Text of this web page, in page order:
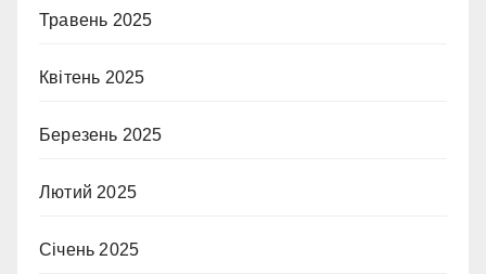
Травень 2025
Квітень 2025
Березень 2025
Лютий 2025
Січень 2025